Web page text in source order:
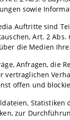
sowie
Auftritte sind
Art. 2
die Medien
Anfragen, die
vertraglichen
offen und
zur